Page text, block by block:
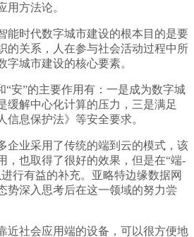
用方法论。
时代数字城市建设的根本目的是要
的关系，人在参与社会活动过程中所
字城市建设的核心要素。
”的主要作用有：一是成为数字城
缓解中心化计算的压力，三是满足
信息保护法》等安全要求。
业采用了传统的端到云的模式，该
，也取得了很好的效果，但是在“端-
行有益的补充。亚略特边缘数据网
势深入思考后在这一领域的努力尝
社会应用端的设备，可以很方便地